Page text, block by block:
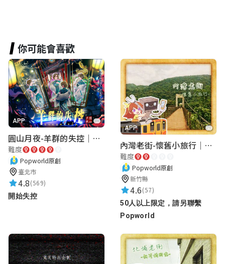
你可能會喜歡
APP
圓山月夜-羊群的失控｜圓山飯店 ARG實境解謎遊戲
難度
Popworld原創
臺北市
4.8(569)
開始失控
APP
內灣老街-懷舊小旅行｜新竹老街城市解謎
難度
Popworld原創
新竹縣
4.6(57)
50人以上限定，請另聯繫
Popworld